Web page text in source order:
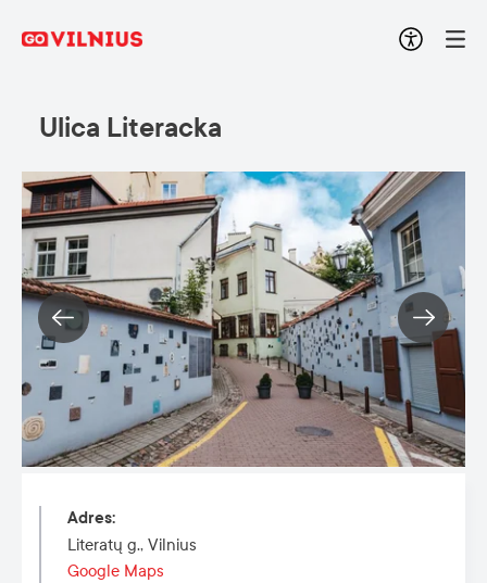
Ulica Literacka
Adres:
Literatų g., Vilnius
Google Maps